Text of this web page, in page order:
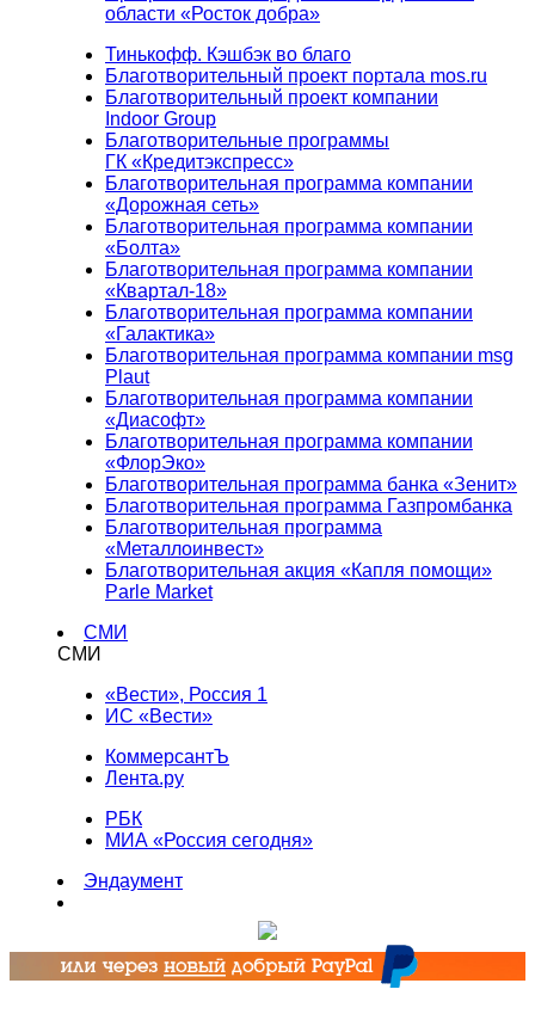
области «Росток добра»
Тинькофф. Кэшбэк во благо
Благотворительный проект портала mos.ru
Благотворительный проект компании
Indoor Group
Благотворительные программы
ГК «Кредитэкспресс»
Благотворительная программа компании
«Дорожная сеть»
Благотворительная программа компании
«Болта»
Благотворительная программа компании
«Квартал-18»
Благотворительная программа компании
«Галактика»
Благотворительная программа компании msg
Plaut
Благотворительная программа компании
«Диасофт»
Благотворительная программа компании
«ФлорЭко»
Благотворительная программа банка «Зенит»
Благотворительная программа Газпромбанка
Благотворительная программа
«Металлоинвест»
Благотворительная акция «Капля помощи»
Parle Market
СМИ
СМИ
«Вести», Россия 1
ИС «Вести»
КоммерсантЪ
Лента.ру
РБК
МИА «Россия сегодня»
Эндаумент